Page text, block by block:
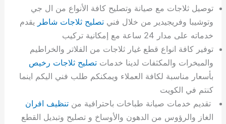
توصيل ثلاجات مع صيانة وتصليح كافة الأنواع من ال جي
وتوشيبا وفريجيدير من خلال فنيتصليح ثلاجات شاطر يقدم
خدماته على مدار 24 ساعة مع إمكانية تركيب
توفير كافة انواع قطع غيار ثلاجات من الفلاتر والخراطيم
والمبخرات والمكثفات لدينا خدماتتصليح ثلاجات رخيص
بأسعار مناسبة لكافة العملاء ويمكنكم طلب فني اليكم اينما
كنتم في الكويت
تقديم خدمات صيانة طباخات باحترافية منتنظيف افران
الغاز والرؤوس من الدهون والأوساخ و تصليح وتبديل القطع